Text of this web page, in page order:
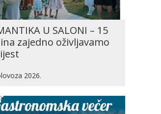
U SALONI – 15
zajedno oživljavamo
2026.